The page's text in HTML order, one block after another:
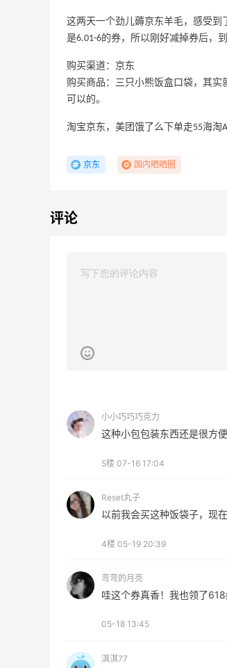
这两天一个劲儿薅京东羊毛，感受到
是6.01-6的券，所以刚好减掉券后，
购买渠道：京东
购买商品：三只小熊饭盒口袋，其
可以的。
淘宝京东，美团饿了么下单走55海淘
京东 国内晒晒圈
评论
小小巧巧巧克力
这种小包包装东西还是很方
5楼 07-16 17:04
Reset丸子
以前我会买这种饭袋子，现
4楼 05-19 20:39
弯弯的月亮
哇这个券真香！我也领了
05-18 13:45
淇淇77
13小时
Sandro us
每满$100返$25礼卡
Bloomingdales
Bloomingdales：美妆大促
满$200享8.5折优惠+部分
Bloomingdales
4%返利